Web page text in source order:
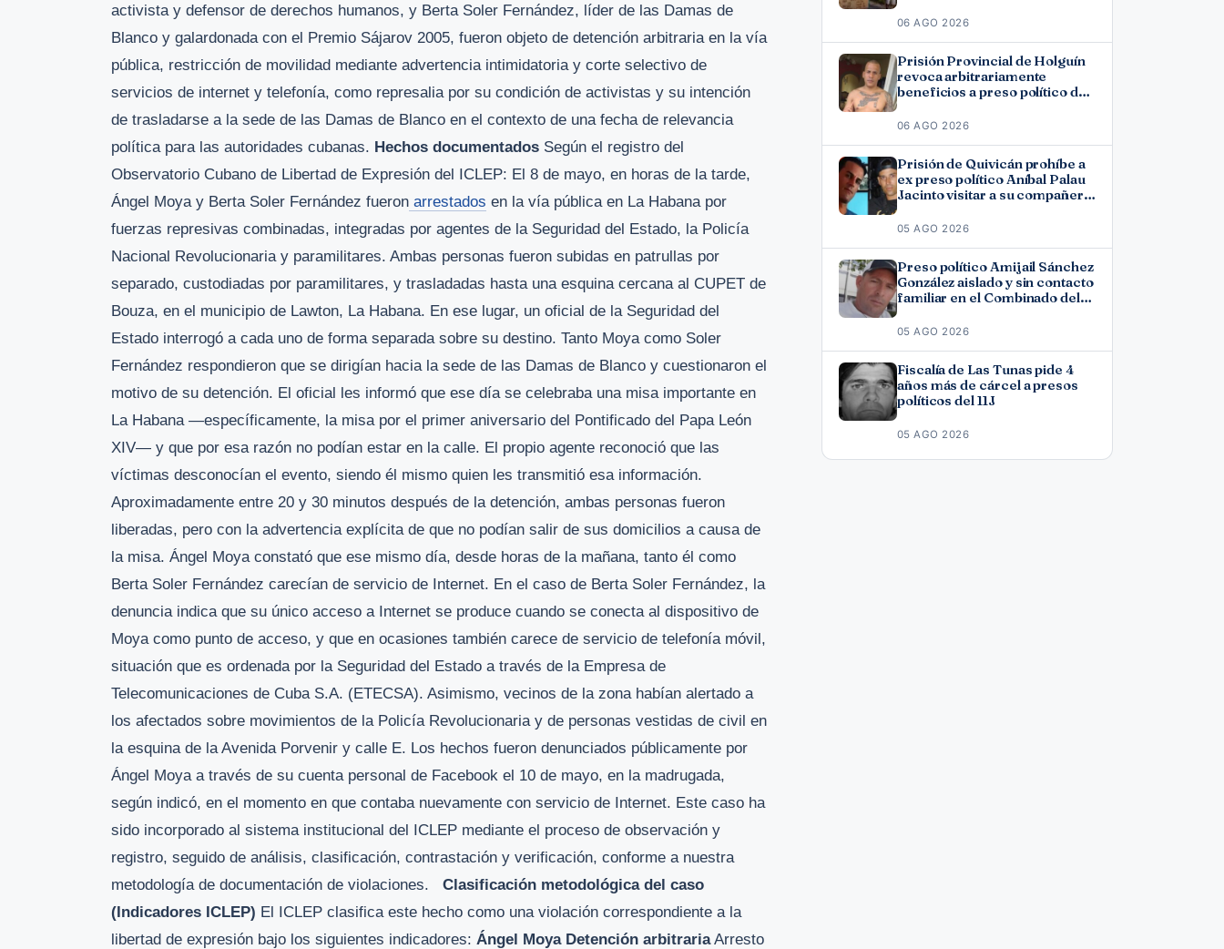
activista y defensor de derechos humanos, y Berta Soler Fernández, líder de las Damas de
Blanco y galardonada con el Premio Sájarov 2005, fueron objeto de detención arbitraria en la vía
pública, restricción de movilidad mediante advertencia intimidatoria y corte selectivo de
servicios de internet y telefonía, como represalia por su condición de activistas y su intención
de trasladarse a la sede de las Damas de Blanco en el contexto de una fecha de relevancia
política para las autoridades cubanas. Hechos documentados Según el registro del
Observatorio Cubano de Libertad de Expresión del ICLEP: El 8 de mayo, en horas de la tarde,
Ángel Moya y Berta Soler Fernández fueron arrestados en la vía pública en La Habana por
fuerzas represivas combinadas, integradas por agentes de la Seguridad del Estado, la Policía
Nacional Revolucionaria y paramilitares. Ambas personas fueron subidas en patrullas por
separado, custodiadas por paramilitares, y trasladadas hasta una esquina cercana al CUPET de
Bouza, en el municipio de Lawton, La Habana. En ese lugar, un oficial de la Seguridad del
Estado interrogó a cada uno de forma separada sobre su destino. Tanto Moya como Soler
Fernández respondieron que se dirigían hacia la sede de las Damas de Blanco y cuestionaron el
motivo de su detención. El oficial les informó que ese día se celebraba una misa importante en
La Habana —específicamente, la misa por el primer aniversario del Pontificado del Papa León
XIV— y que por esa razón no podían estar en la calle. El propio agente reconoció que las
víctimas desconocían el evento, siendo él mismo quien les transmitió esa información.
Aproximadamente entre 20 y 30 minutos después de la detención, ambas personas fueron
liberadas, pero con la advertencia explícita de que no podían salir de sus domicilios a causa de
la misa. Ángel Moya constató que ese mismo día, desde horas de la mañana, tanto él como
Berta Soler Fernández carecían de servicio de Internet. En el caso de Berta Soler Fernández, la
denuncia indica que su único acceso a Internet se produce cuando se conecta al dispositivo de
Moya como punto de acceso, y que en ocasiones también carece de servicio de telefonía móvil,
situación que es ordenada por la Seguridad del Estado a través de la Empresa de
Telecomunicaciones de Cuba S.A. (ETECSA). Asimismo, vecinos de la zona habían alertado a
los afectados sobre movimientos de la Policía Revolucionaria y de personas vestidas de civil en
la esquina de la Avenida Porvenir y calle E. Los hechos fueron denunciados públicamente por
Ángel Moya a través de su cuenta personal de Facebook el 10 de mayo, en la madrugada,
según indicó, en el momento en que contaba nuevamente con servicio de Internet. Este caso ha
sido incorporado al sistema institucional del ICLEP mediante el proceso de observación y
registro, seguido de análisis, clasificación, contrastación y verificación, conforme a nuestra
metodología de documentación de violaciones. Clasificación metodológica del caso
(Indicadores ICLEP) El ICLEP clasifica este hecho como una violación correspondiente a la
libertad de expresión bajo los siguientes indicadores: Ángel Moya Detención arbitrariaArresto
06 AGO 2026
Prisión Provincial de Holguín
revoca arbitrariamente
beneficios a preso político del
06 AGO 2026
Prisión de Quivicán prohíbe a
ex preso político Aníbal Palau
Jacinto visitar a su compañero
Fonseca
05 AGO 2026
Preso político Amijail Sánchez
González aislado y sin contacto
familiar en el Combinado del
05 AGO 2026
Fiscalía de Las Tunas pide 4
años más de cárcel a presos
políticos del 11J
05 AGO 2026